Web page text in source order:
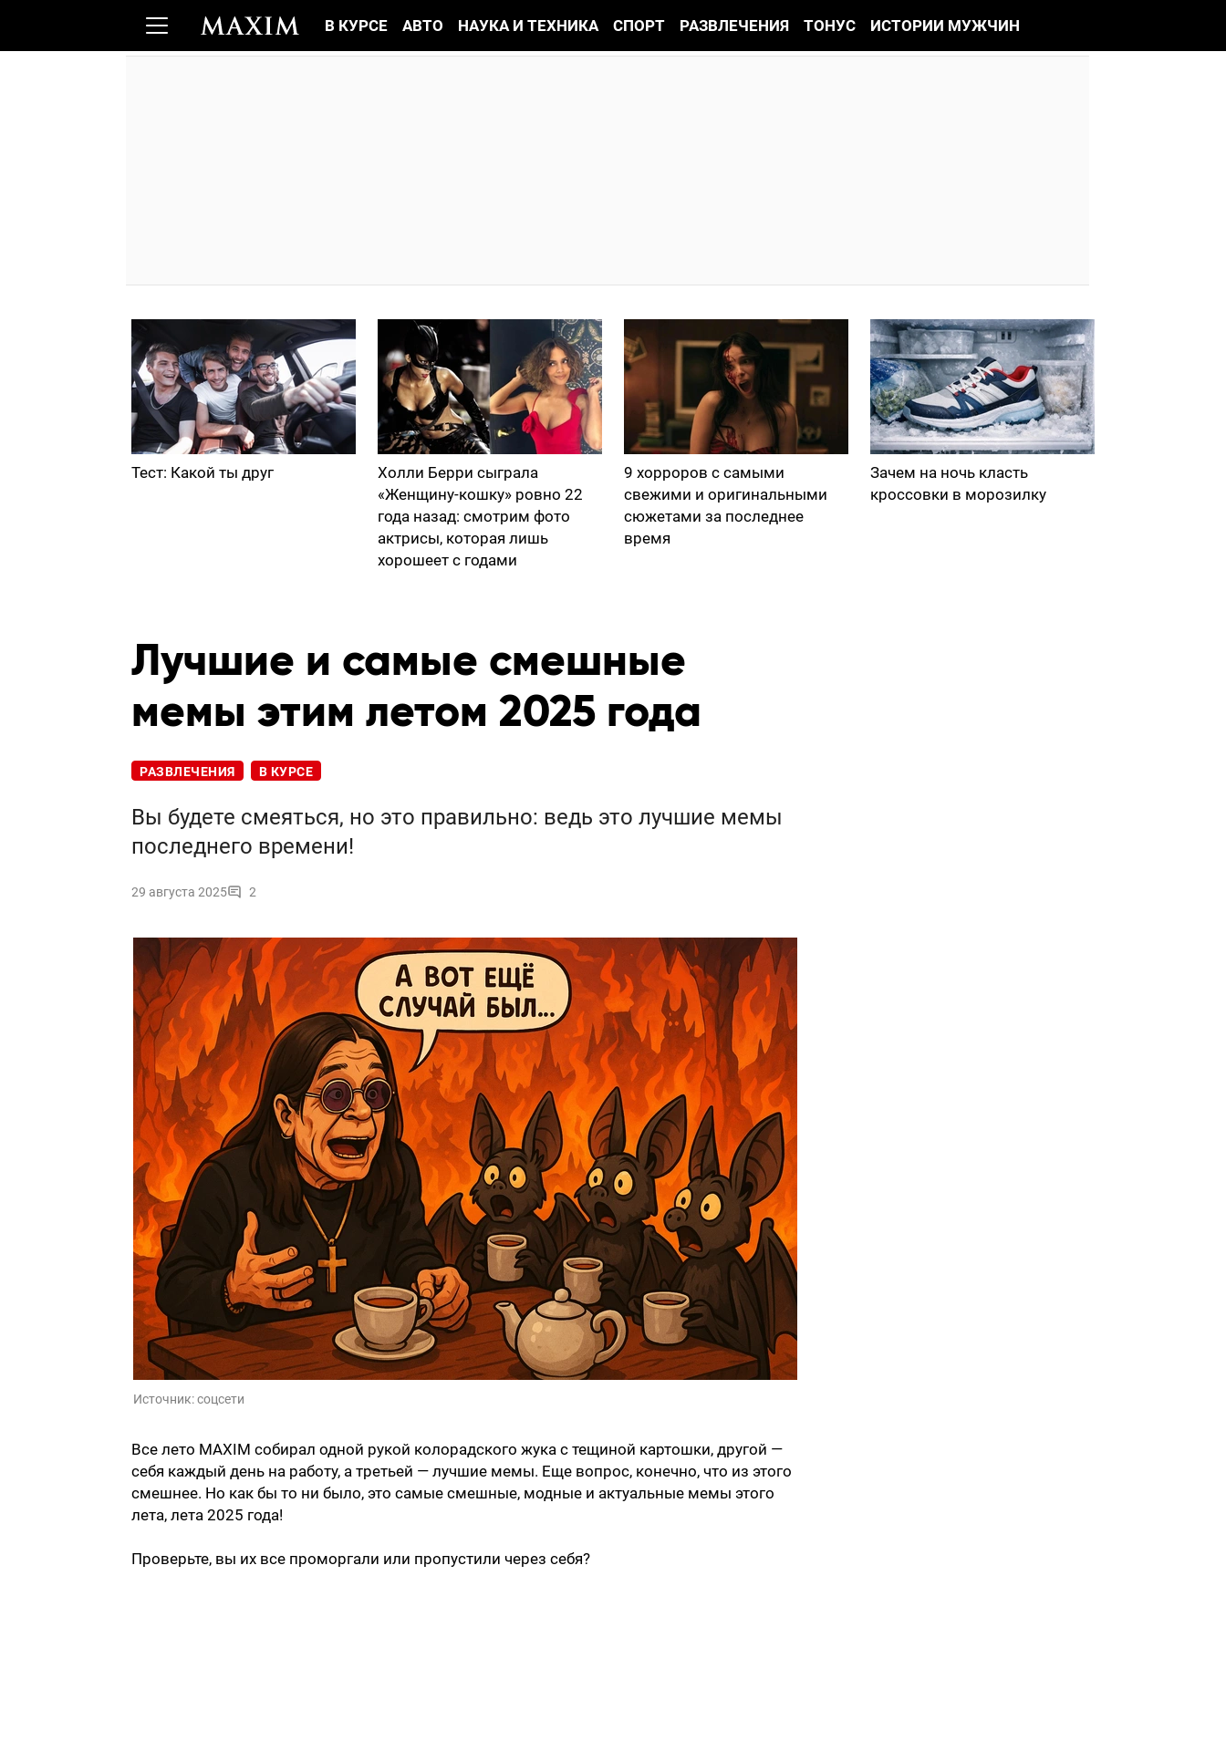
В КУРСЕ АВТО НАУКА И ТЕХНИКА СПОРТ РАЗВЛЕЧЕНИЯ ТОНУС ИСТОРИИ МУЖЧИН
Тест: Какой ты друг
Холли Берри сыграла
«Женщину-кошку» ровно 22
года назад: смотрим фото
актрисы, которая лишь
хорошеет с годами
9 хорроров с самыми
свежими и оригинальными
сюжетами за последнее
время
Зачем на ночь класть
кроссовки в морозилку
Лучшие и самые смешные
мемы этим летом 2025 года
РАЗВЛЕЧЕНИЯ В КУРСЕ
Вы будете смеяться, но это правильно: ведь это лучшие мемы
последнего времени!
29 августа 2025 2
Источник:соцсети
Все лето MAXIM собирал одной рукой колорадского жука с тещиной картошки, другой —
себя каждый день на работу, а третьей — лучшие мемы. Еще вопрос, конечно, что из этого
смешнее. Но как бы то ни было, это самые смешные, модные и актуальные мемы этого
лета, лета 2025 года!
Проверьте, вы их все проморгали или пропустили через себя?